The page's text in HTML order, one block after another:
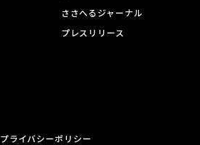
ささへるジャーナル
プレスリリース
プライバシーポリシー